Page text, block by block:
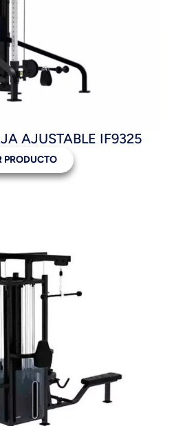
AJUSTABLE IF9325
PRODUCTO